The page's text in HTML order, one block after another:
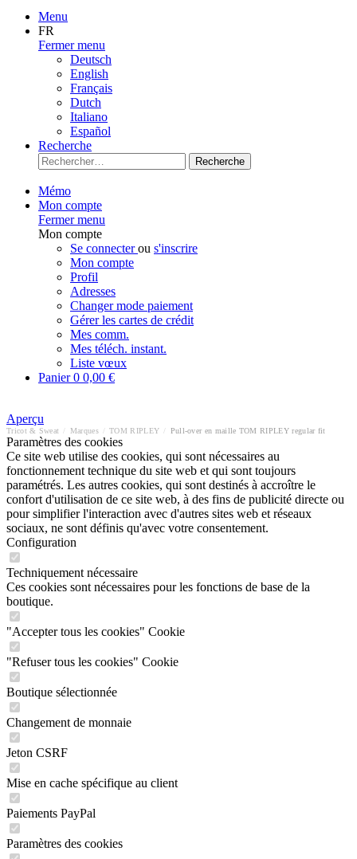
Menu
FR
Fermer menu
Deutsch
English
Français
Dutch
Italiano
Español
Recherche
Recherche
Mémo
Mon compte
Fermer menu
Mon compte
Se connecterou s'inscrire
Mon compte
Profil
Adresses
Changer mode paiement
Gérer les cartes de crédit
Mes comm.
Mes téléch. instant.
Liste vœux
Panier0 0,00 €
Aperçu
Tricot & Sweat Marques TOM RIPLEY Pull-over en maille TOM RIPLEY regular fit
Paramètres des cookies
Ce site web utilise des cookies, qui sont nécessaires au
fonctionnement technique du site web et qui sont toujours
paramétrés. Les autres cookies, qui sont destinés à accroître le
confort d'utilisation de ce site web, à des fins de publicité directe ou
pour simplifier l'interaction avec d'autres sites web et réseaux
sociaux, ne sont définis qu'avec votre consentement.
Configuration
Techniquement nécessaire
Ces cookies sont nécessaires pour les fonctions de base de la
boutique.
"Accepter tous les cookies" Cookie
"Refuser tous les cookies" Cookie
Boutique sélectionnée
Changement de monnaie
Jeton CSRF
Mise en cache spécifique au client
Paiements PayPal
Paramètres des cookies